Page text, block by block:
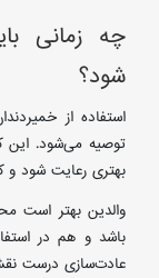
چه زمانی
شود؟
استفاده از
توصیه می‌شود. این
بهتری رعایت شود و
والدین بهتر است
باشد و هم در
عادت‌سازی درست